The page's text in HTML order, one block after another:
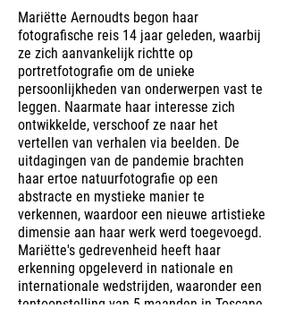
Mariëtte Aernoudts begon haar
fotografische reis 14 jaar geleden, waarbij
ze zich aanvankelijk richtte op
portretfotografie om de unieke
persoonlijkheden van onderwerpen vast te
leggen. Naarmate haar interesse zich
ontwikkelde, verschoof ze naar het
vertellen van verhalen via beelden. De
uitdagingen van de pandemie brachten
haar ertoe natuurfotografie op een
abstracte en mystieke manier te
verkennen, waardoor een nieuwe artistieke
dimensie aan haar werk werd toegevoegd.
Mariëtte's gedrevenheid heeft haar
erkenning opgeleverd in nationale en
internationale wedstrijden, waaronder een
tentoonstelling van 5 maanden in Toscane,